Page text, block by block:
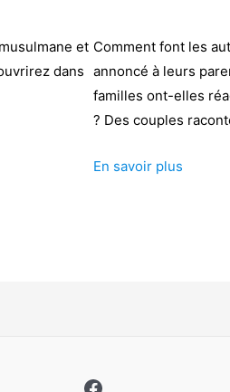
et
dans
Comment font les
annoncé à leurs
familles ont-elles
? Des couples
En savoir plus
Facebook